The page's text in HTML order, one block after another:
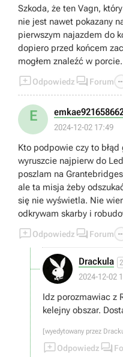
Szkoda, że ten Vagn,
nie jest nawet pokazany
pierwszym najazdem do
dopiero przed końcem
mogłem znaleźć w porcie.
Odpowiedz  Forum
E
2024-12-02 17:49
Kto podpowie czy to
wyruszcie najpierw do Ledecestrescire z Sigurdem
poszlam na
ale ta misja żeby
się nie wyświetla. Nie
odkrywam skarby i
Odpowiedz  Forum
Drackula
2024-12-02
Idz porozmawiac z
kelejny obszar.
[wyedytowany przez
Odpowiedz 